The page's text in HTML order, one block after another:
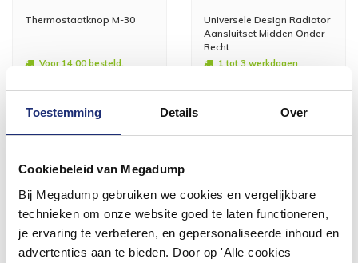
Toestemming Details Over
Cookiebeleid van Megadump
Bij Megadump gebruiken we cookies en vergelijkbare
technieken om onze website goed te laten functioneren,
je ervaring te verbeteren, en gepersonaliseerde inhoud en
advertenties aan te bieden. Door op 'Alle cookies
Thermostaatknop M-30
Voor 14:00 besteld,
27,77
Universele Design Radiator
Aansluitset Midden Onder
Recht
1 tot 3 werkdagen
89,54
74,00